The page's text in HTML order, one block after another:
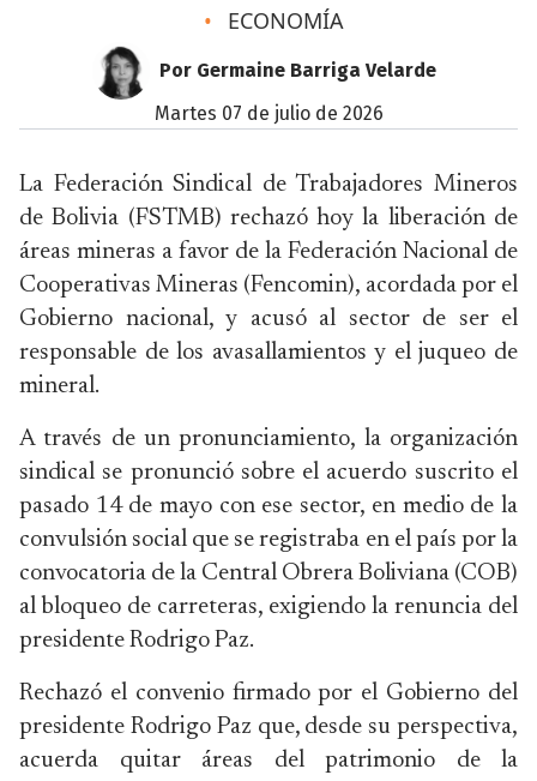
• ECONOMÍA
Por Germaine Barriga Velarde
martes 07 de julio de 2026
La Federación Sindical de Trabajadores Mineros
de Bolivia (FSTMB) rechazó hoy la liberación de
áreas mineras a favor de la Federación Nacional de
Cooperativas Mineras (Fencomin), acordada por el
Gobierno nacional, y acusó al sector de ser el
responsable de los avasallamientos y el juqueo de
mineral.
A través de un pronunciamiento, la organización
sindical se pronunció sobre el acuerdo suscrito el
pasado 14 de mayo con ese sector, en medio de la
convulsión social que se registraba en el país por la
convocatoria de la Central Obrera Boliviana (COB)
al bloqueo de carreteras, exigiendo la renuncia del
presidente Rodrigo Paz.
Rechazó el convenio firmado por el Gobierno del
presidente Rodrigo Paz que, desde su perspectiva,
acuerda quitar áreas del patrimonio de la